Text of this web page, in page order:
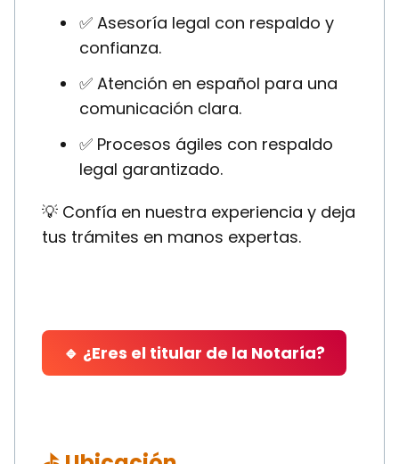
✅ Asesoría legal con respaldo y
confianza.
✅ Atención en español para una
comunicación clara.
✅ Procesos ágiles con respaldo
legal garantizado.
💡 Confía en nuestra experiencia y deja
tus trámites en manos expertas.
🔹 ¿Eres el titular de la Notaría?